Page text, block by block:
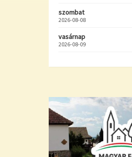
szombat
2026-08-08
vasárnap
2026-08-09